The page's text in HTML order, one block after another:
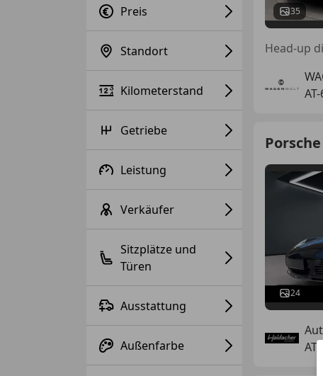
Preis
Standort
Kilometerstand
Getriebe
Leistung
Verkäufer
Sitzplätze und
Türen
Ausstattung
Außenfarbe
35
24